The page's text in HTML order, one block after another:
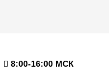
8:00-16:00 МСК